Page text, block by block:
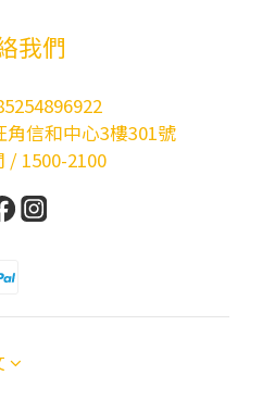
我們
信和中心3樓301號
/ 1500-2100